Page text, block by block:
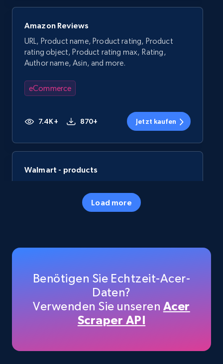
Amazon Reviews
URL, Product name, Product rating, Product
rating object, Product rating max, Rating,
Author name, Asin, and more.
eCommerce
7.4K+ 870+ Jetzt kaufen
Walmart - products
Specifications, Image urls, Top reviews, and
URL, Title, Available, Description, Currency, Initial
Load more
Benötigen Sie Echtzeit-Acer-
Daten?
Verwenden Sie unseren Acer
Scraper API